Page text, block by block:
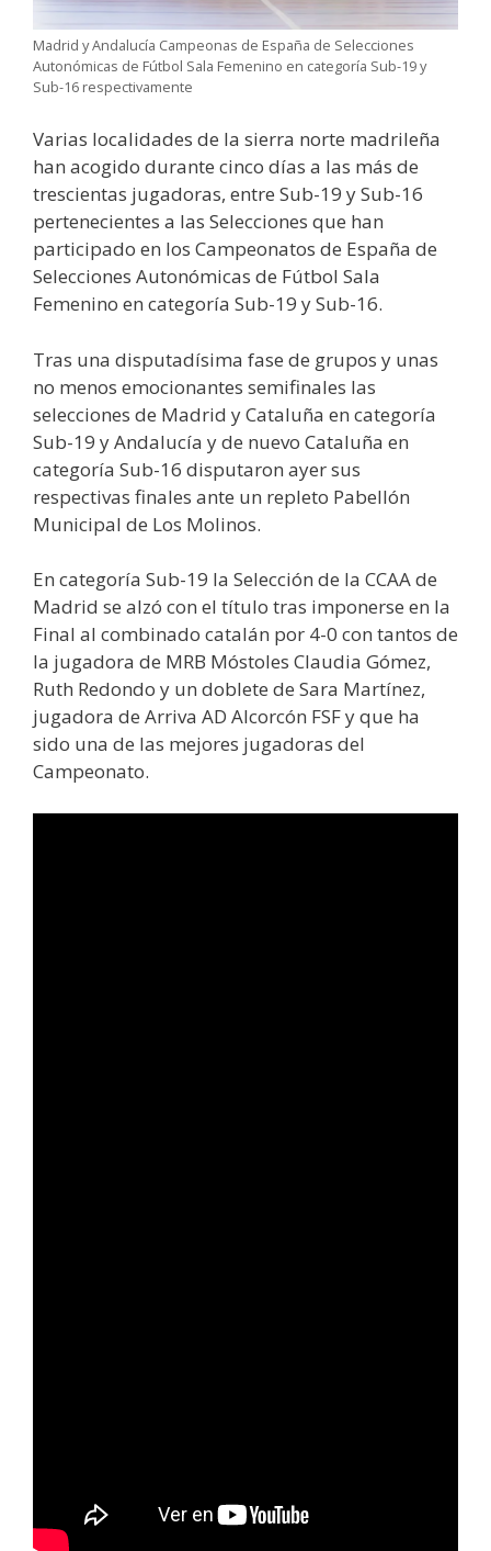
Madrid y Andalucía Campeonas de España de Selecciones
Autonómicas de Fútbol Sala Femenino en categoría Sub-19 y
Sub-16 respectivamente
Varias localidades de la sierra norte madrileña
han acogido durante cinco días a las más de
trescientas jugadoras, entre Sub-19 y Sub-16
pertenecientes a las Selecciones que han
participado en los Campeonatos de España de
Selecciones Autonómicas de Fútbol Sala
Femenino en categoría Sub-19 y Sub-16.
Tras una disputadísima fase de grupos y unas
no menos emocionantes semifinales las
selecciones de Madrid y Cataluña en categoría
Sub-19 y Andalucía y de nuevo Cataluña en
categoría Sub-16 disputaron ayer sus
respectivas finales ante un repleto Pabellón
Municipal de Los Molinos.
En categoría Sub-19 la Selección de la CCAA de
Madrid se alzó con el título tras imponerse en la
Final al combinado catalán por 4-0 con tantos de
la jugadora de MRB Móstoles Claudia Gómez,
Ruth Redondo y un doblete de Sara Martínez,
jugadora de Arriva AD Alcorcón FSF y que ha
sido una de las mejores jugadoras del
Campeonato.